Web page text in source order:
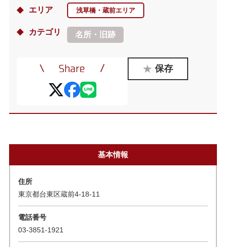
エリア 浅草橋・蔵前エリア
カテゴリ 名所・旧跡
保存
基本情報
住所
東京都台東区蔵前4-18-11
電話番号
03-3851-1921